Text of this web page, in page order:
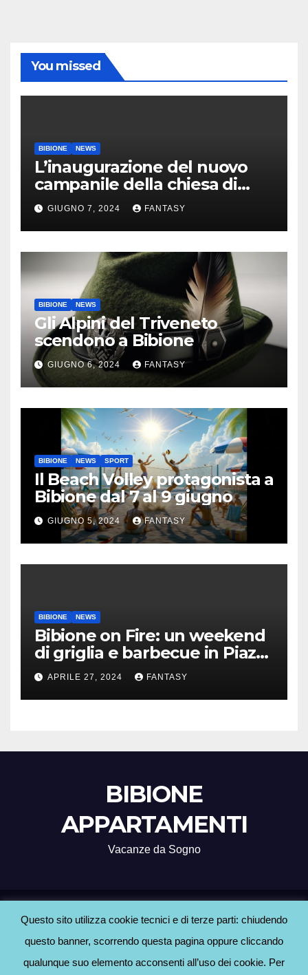
You missed
BIBIONE NEWS
L’inaugurazione del nuovo
campanile della chiesa di
Santa Maria Assunta di
Bibione
GIUGNO 7, 2024 FANTASY
BIBIONE NEWS
Gli Alpini del Triveneto
scendono a Bibione
GIUGNO 6, 2024 FANTASY
BIBIONE NEWS SPORT
Il Beach Volley protagonista a
Bibione dal 7 al 9 giugno
GIUGNO 5, 2024 FANTASY
BIBIONE NEWS
Bibione on Fire: un weekend
di griglia e barbecue in Piazza
Treviso
APRILE 27, 2024 FANTASY
BIBIONE
APPARTAMENTI
Vacanze da Sogno
Proudly powered by WordPress Tema: Newsup di Themeansar .
Home Agenzie Bibione Contatti Hotel a Bibione Informativa Cookie
Questo sito utilizza cookie tecnici e di terze parti: chiudendo
questo banner, scorrendo questa pagina oppure cliccando
qualunque suo elemento acconsenti all’uso dei cookie. Per